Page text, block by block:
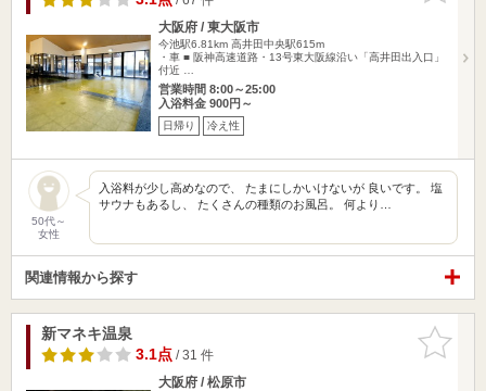
大阪府 / 東大阪市
今池駅6.81km 高井田中央駅615m
・車 ■ 阪神高速道路・13号東大阪線沿い「高井田出入口」
付近 …
営業時間 8:00～25:00
入浴料金 900円～
日帰り 冷え性
50代～
女性
入浴料が少し高めなので、 たまにしかいけないが 良いです。 塩
サウナもあるし、 たくさんの種類のお風呂。 何より…
関連情報から探す
お気に入
りに追加
新マネキ温泉
3.1点/ 31 件
大阪府 / 松原市